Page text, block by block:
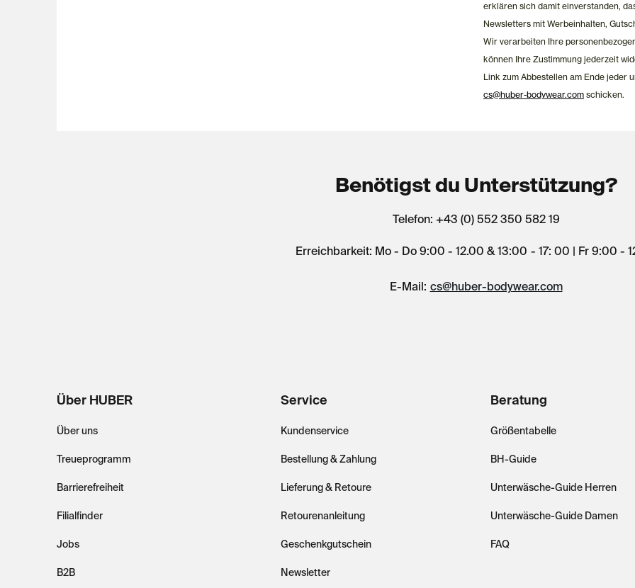
erklären sich damit einverstanden,
Newsletters mit Werbeinhalten,
Wir verarbeiten Ihre
können Ihre Zustimmung jederzeit
Link zum Abbestellen am Ende jeder
cs@huber-bodywear.com schicken.
Benötigst du Unterstützung?
Telefon: +43 (0) 552 350 582 19
Erreichbarkeit: Mo - Do 9:00 - 12.00 & 13:00 - 17: 00 | Fr 9:00 -
E-Mail: cs@huber-bodywear.com
Über HUBER
Über uns
Treueprogramm
Barrierefreiheit
Filialfinder
Jobs
B2B
Service
Kundenservice
Bestellung & Zahlung
Lieferung & Retoure
Retourenanleitung
Geschenkgutschein
Newsletter
Beratung
Größentabelle
BH-Guide
Unterwäsche-Guide Herren
Unterwäsche-Guide Damen
FAQ